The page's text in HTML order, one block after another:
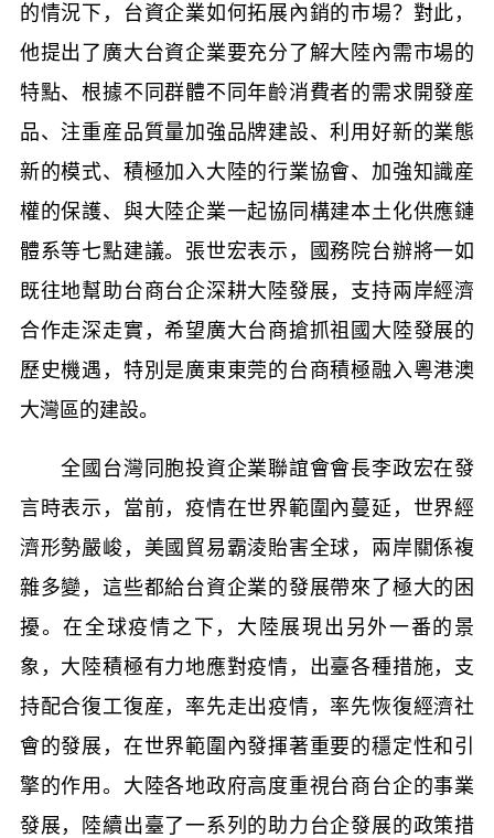
的情況下，台資企業如何拓展內銷的市場？對此，
他提出了廣大台資企業要充分了解大陸內需市場的
特點、根據不同群體不同年齡消費者的需求開發産
品、注重産品質量加強品牌建設、利用好新的業態
新的模式、積極加入大陸的行業協會、加強知識産
權的保護、與大陸企業一起協同構建本土化供應鏈
體系等七點建議。張世宏表示，國務院台辦將一如
既往地幫助台商台企深耕大陸發展，支持兩岸經濟
合作走深走實，希望廣大台商搶抓祖國大陸發展的
歷史機遇，特別是廣東東莞的台商積極融入粵港澳
大灣區的建設。
全國台灣同胞投資企業聯誼會會長李政宏在發
言時表示，當前，疫情在世界範圍內蔓延，世界經
濟形勢嚴峻，美國貿易霸淩貽害全球，兩岸關係複
雜多變，這些都給台資企業的發展帶來了極大的困
擾。在全球疫情之下，大陸展現出另外一番的景
象，大陸積極有力地應對疫情，出臺各種措施，支
持配合復工復産，率先走出疫情，率先恢復經濟社
會的發展，在世界範圍內發揮著重要的穩定性和引
擎的作用。大陸各地政府高度重視台商台企的事業
發展，陸續出臺了一系列的助力台企發展的政策措